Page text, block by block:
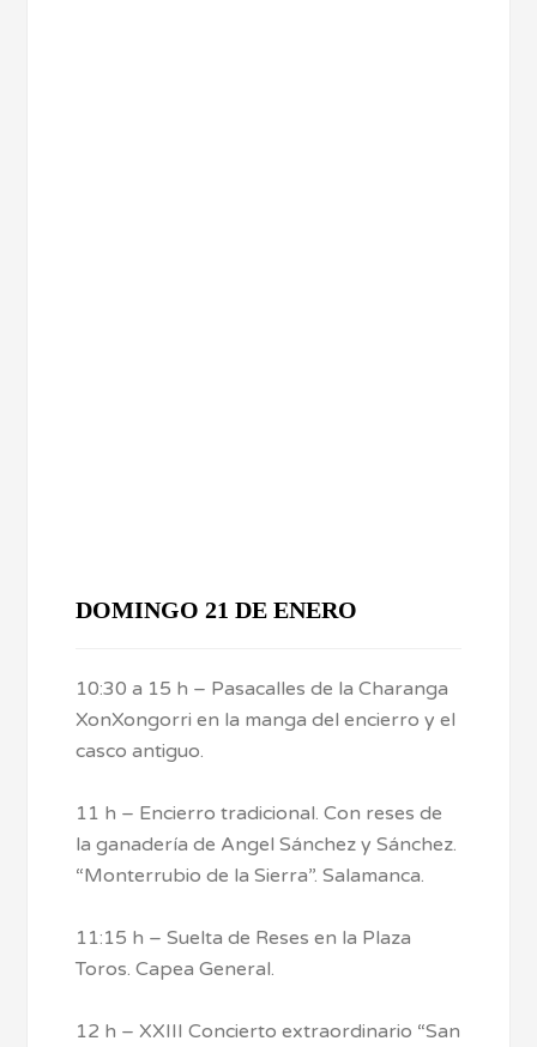
DOMINGO 21 DE ENERO
10:30 a 15 h – Pasacalles de la Charanga
XonXongorri en la manga del encierro y el
casco antiguo.
11 h – Encierro tradicional. Con reses de
la ganadería de Angel Sánchez y Sánchez.
“Monterrubio de la Sierra”. Salamanca.
11:15 h – Suelta de Reses en la Plaza
Toros. Capea General.
12 h – XXIII Concierto extraordinario “San